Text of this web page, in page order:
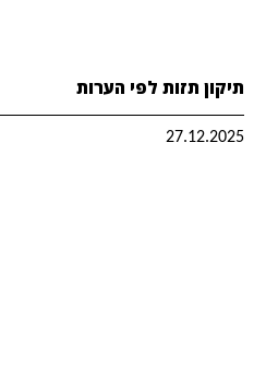
תיקון תזות לפי הערות
27.12.2025